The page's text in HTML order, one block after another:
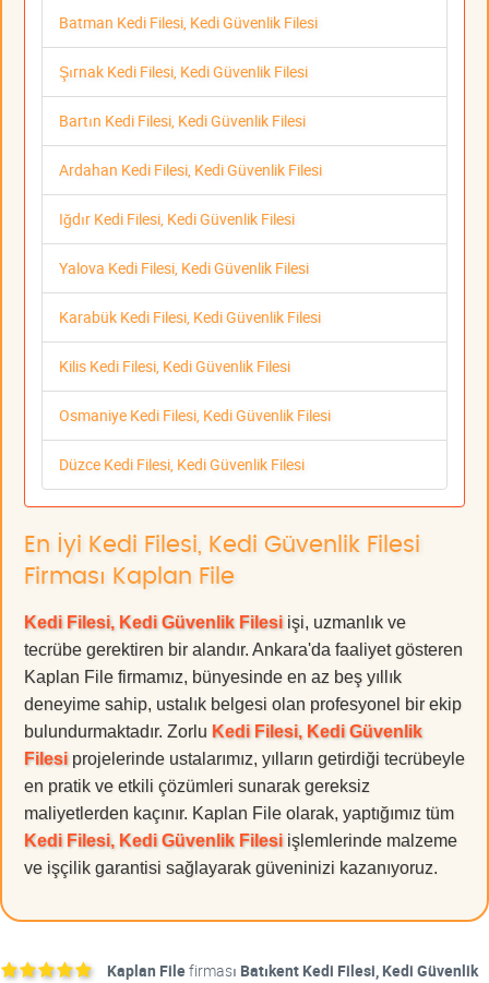
Batman Kedi Filesi, Kedi Güvenlik Filesi
Şırnak Kedi Filesi, Kedi Güvenlik Filesi
Bartın Kedi Filesi, Kedi Güvenlik Filesi
Ardahan Kedi Filesi, Kedi Güvenlik Filesi
Iğdır Kedi Filesi, Kedi Güvenlik Filesi
Yalova Kedi Filesi, Kedi Güvenlik Filesi
Karabük Kedi Filesi, Kedi Güvenlik Filesi
Kilis Kedi Filesi, Kedi Güvenlik Filesi
Osmaniye Kedi Filesi, Kedi Güvenlik Filesi
Düzce Kedi Filesi, Kedi Güvenlik Filesi
En İyi Kedi Filesi, Kedi Güvenlik Filesi
Firması Kaplan File
Kedi Filesi, Kedi Güvenlik Filesi işi, uzmanlık ve
tecrübe gerektiren bir alandır. Ankara'da faaliyet gösteren
Kaplan File firmamız, bünyesinde en az beş yıllık
deneyime sahip, ustalık belgesi olan profesyonel bir ekip
bulundurmaktadır. Zorlu Kedi Filesi, Kedi Güvenlik
Filesi projelerinde ustalarımız, yılların getirdiği tecrübeyle
en pratik ve etkili çözümleri sunarak gereksiz
maliyetlerden kaçınır. Kaplan File olarak, yaptığımız tüm
Kedi Filesi, Kedi Güvenlik Filesi işlemlerinde malzeme
ve işçilik garantisi sağlayarak güveninizi kazanıyoruz.
Kaplan Filefirması Batıkent Kedi Filesi, Kedi Güvenlik